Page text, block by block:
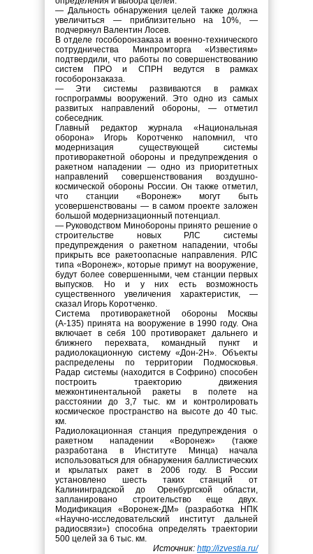
— Дальность обнаружения целей также должна
увеличиться — приблизительно на 10%, —
подчеркнул Валентин Лосев.
В отделе гособоронзаказа и военно-технического
сотрудничества Минпромторга «Известиям»
подтвердили, что работы по совершенствованию
систем ПРО и СПРН ведутся в рамках
гособоронзаказа.
— Эти системы развиваются в рамках
госпрограммы вооружений. Это одно из самых
развитых направлений обороны, — отметил
собеседник.
Главный редактор журнала «Национальная
оборона» Игорь Коротченко напомнил, что
модернизация существующей системы
противоракетной обороны и предупреждения о
ракетном нападении — одно из приоритетных
направлений совершенствования воздушно-
космической обороны России. Он также отметил,
что станции «Воронеж» могут быть
усовершенствованы — в самом проекте заложен
большой модернизационный потенциал.
— Руководством Минобороны принято решение о
строительстве новых РЛС системы
предупреждения о ракетном нападении, чтобы
прикрыть все ракетоопасные направления. РЛС
типа «Воронеж», которые примут на вооружение,
будут более совершенными, чем станции первых
выпусков. Но и у них есть возможность
существенного увеличения характеристик, —
сказал Игорь Коротченко.
Система противоракетной обороны Москвы
(А-135) принята на вооружение в 1990 году. Она
включает в себя 100 противоракет дальнего и
ближнего перехвата, командный пункт и
радиолокационную систему «Дон-2Н». Объекты
распределены по территории Подмосковья.
Радар системы (находится в Софрино) способен
построить траекторию движения
межконтинентальной ракеты в полете на
расстоянии до 3,7 тыс. км и контролировать
космическое пространство на высоте до 40 тыс.
км.
Радиолокационная станция предупреждения о
ракетном нападении «Воронеж» (также
разработана в Институте Минца) начала
использоваться для обнаружения баллистических
и крылатых ракет в 2006 году. В России
установлено шесть таких станций от
Калининградской до Оренбургской области,
запланировано строительство еще двух.
Модификация «Воронеж-ДМ» (разработка НПК
«Научно-исследовательский институт дальней
радиосвязи») способна определять траектории
500 целей за 6 тыс. км.
Источник: http://izvestia.ru/